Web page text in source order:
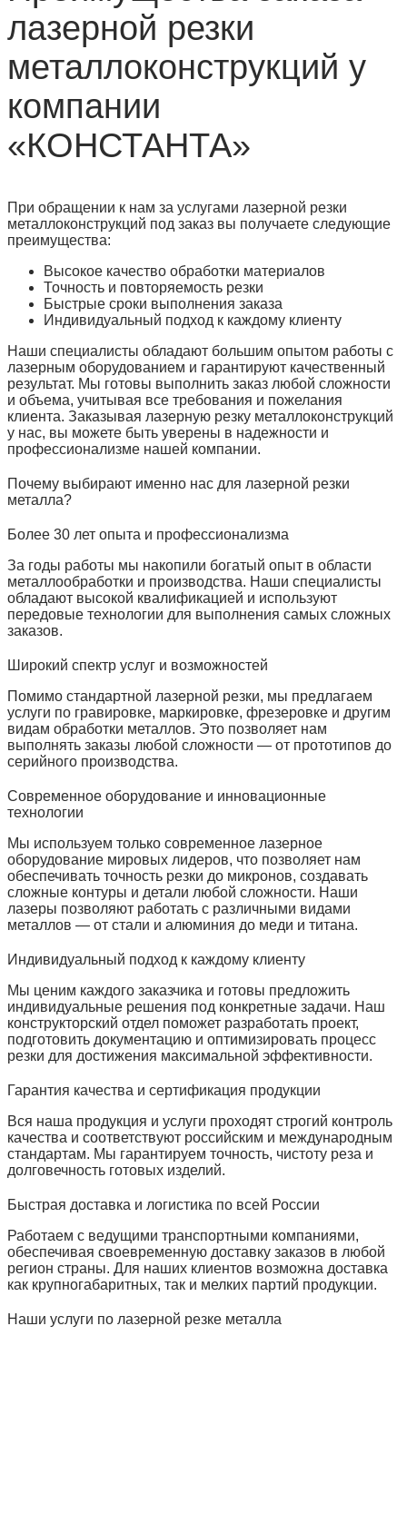
лазерной резки
металлоконструкций у
компании
«КОНСТАНТА»
При обращении к нам за услугами лазерной резки
металлоконструкций под заказ вы получаете следующие
преимущества:
Высокое качество обработки материалов
Точность и повторяемость резки
Быстрые сроки выполнения заказа
Индивидуальный подход к каждому клиенту
Наши специалисты обладают большим опытом работы с
лазерным оборудованием и гарантируют качественный
результат. Мы готовы выполнить заказ любой сложности
и объема, учитывая все требования и пожелания
клиента. Заказывая лазерную резку металлоконструкций
у нас, вы можете быть уверены в надежности и
профессионализме нашей компании.
Почему выбирают именно нас для лазерной резки
металла?
Более 30 лет опыта и профессионализма
За годы работы мы накопили богатый опыт в области
металлообработки и производства. Наши специалисты
обладают высокой квалификацией и используют
передовые технологии для выполнения самых сложных
заказов.
Широкий спектр услуг и возможностей
Помимо стандартной лазерной резки, мы предлагаем
услуги по гравировке, маркировке, фрезеровке и другим
видам обработки металлов. Это позволяет нам
выполнять заказы любой сложности — от прототипов до
серийного производства.
Современное оборудование и инновационные
технологии
Мы используем только современное лазерное
оборудование мировых лидеров, что позволяет нам
обеспечивать точность резки до микронов, создавать
сложные контуры и детали любой сложности. Наши
лазеры позволяют работать с различными видами
металлов — от стали и алюминия до меди и титана.
Индивидуальный подход к каждому клиенту
Мы ценим каждого заказчика и готовы предложить
индивидуальные решения под конкретные задачи. Наш
конструкторский отдел поможет разработать проект,
подготовить документацию и оптимизировать процесс
резки для достижения максимальной эффективности.
Гарантия качества и сертификация продукции
Вся наша продукция и услуги проходят строгий контроль
качества и соответствуют российским и международным
стандартам. Мы гарантируем точность, чистоту реза и
долговечность готовых изделий.
Быстрая доставка и логистика по всей России
Работаем с ведущими транспортными компаниями,
обеспечивая своевременную доставку заказов в любой
регион страны. Для наших клиентов возможна доставка
как крупногабаритных, так и мелких партий продукции.
Наши услуги по лазерной резке металла